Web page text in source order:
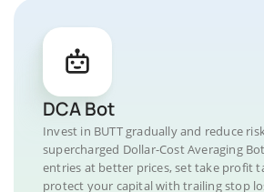
DCA Bot
Invest in BUTT gradually and reduce
supercharged Dollar-Cost Averaging
entries at better prices, set take profit
protect your capital with trailing stop